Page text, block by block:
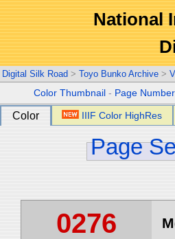
National
Digital Silk Road > Toyo Bunko Archive >
Color Thumbnail - Page Number
Color IIIF Color HighRes
Page
0276